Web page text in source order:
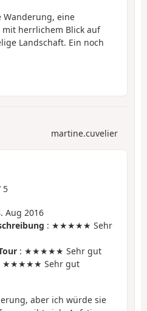
Wanderung, eine
herrlichem Blick auf
Landschaft. Ein noch
martine.cuvelier
5
Aug 2016
: ★★★★★ Sehr
: ★★★★★ Sehr gut
★★★★★ Sehr gut
aber ich würde sie